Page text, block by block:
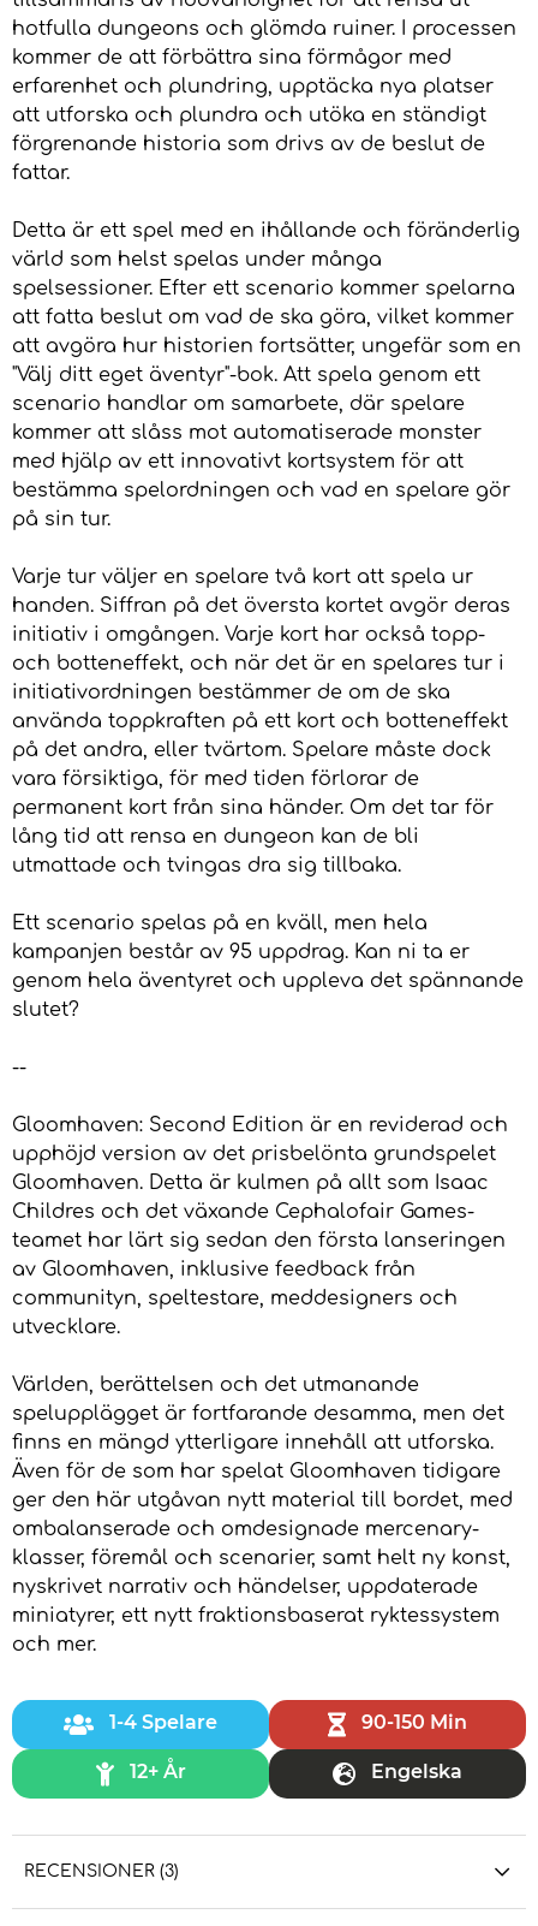
hotfulla dungeons och glömda ruiner. I processen
kommer de att förbättra sina förmågor med
erfarenhet och plundring, upptäcka nya platser
att utforska och plundra och utöka en ständigt
förgrenande historia som drivs av de beslut de
fattar.
Detta är ett spel med en ihållande och föränderlig
värld som helst spelas under många
spelsessioner. Efter ett scenario kommer spelarna
att fatta beslut om vad de ska göra, vilket kommer
att avgöra hur historien fortsätter, ungefär som en
"Välj ditt eget äventyr"-bok. Att spela genom ett
scenario handlar om samarbete, där spelare
kommer att slåss mot automatiserade monster
med hjälp av ett innovativt kortsystem för att
bestämma spelordningen och vad en spelare gör
på sin tur.
Varje tur väljer en spelare två kort att spela ur
handen. Siffran på det översta kortet avgör deras
initiativ i omgången. Varje kort har också topp-
och botteneffekt, och när det är en spelares tur i
initiativordningen bestämmer de om de ska
använda toppkraften på ett kort och botteneffekt
på det andra, eller tvärtom. Spelare måste dock
vara försiktiga, för med tiden förlorar de
permanent kort från sina händer. Om det tar för
lång tid att rensa en dungeon kan de bli
utmattade och tvingas dra sig tillbaka.
Ett scenario spelas på en kväll, men hela
kampanjen består av 95 uppdrag. Kan ni ta er
genom hela äventyret och uppleva det spännande
slutet?
--
Gloomhaven: Second Edition är en reviderad och
upphöjd version av det prisbelönta grundspelet
Gloomhaven. Detta är kulmen på allt som Isaac
Childres och det växande Cephalofair Games-
teamet har lärt sig sedan den första lanseringen
av Gloomhaven, inklusive feedback från
communityn, speltestare, meddesigners och
utvecklare.
Världen, berättelsen och det utmanande
spelupplägget är fortfarande desamma, men det
finns en mängd ytterligare innehåll att utforska.
Även för de som har spelat Gloomhaven tidigare
ger den här utgåvan nytt material till bordet, med
ombalanserade och omdesignade mercenary-
klasser, föremål och scenarier, samt helt ny konst,
nyskrivet narrativ och händelser, uppdaterade
miniatyrer, ett nytt fraktionsbaserat ryktessystem
och mer.
1-4 Spelare 90-150 Min
12+ År Engelska
RECENSIONER (3)